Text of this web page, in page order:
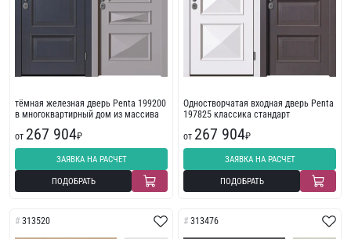
тёмная железная дверь Penta 199200
в многоквартирный дом из массива
от 267 904₽
ЗАЯВКА НА РАСЧЕТ
ПОДОБРАТЬ
Одностворчатая входная дверь Penta
197825 классика стандарт
от 267 904₽
ЗАЯВКА НА РАСЧЕТ
ПОДОБРАТЬ
313520 313476